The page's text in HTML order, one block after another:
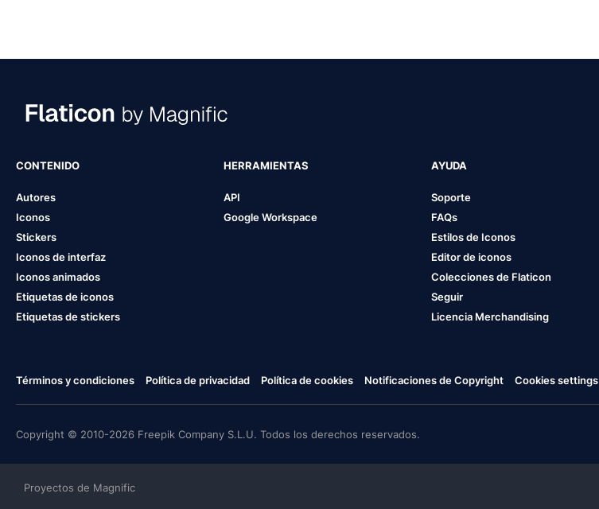
CONTENIDO
Autores
Iconos
Stickers
Iconos de interfaz
Iconos animados
Etiquetas de iconos
Etiquetas de stickers
HERRAMIENTAS
API
Google Workspace
AYUDA
Soporte
FAQs
Estilos de Iconos
Editor de iconos
Colecciones de Flaticon
Seguir
Licencia Merchandising
Términos y condiciones Política de privacidad Política de cookies Notificaciones de Copyright Cookies settings
Copyright © 2010-2026 Freepik Company S.L.U. Todos los derechos reservados.
Proyectos de Magnific